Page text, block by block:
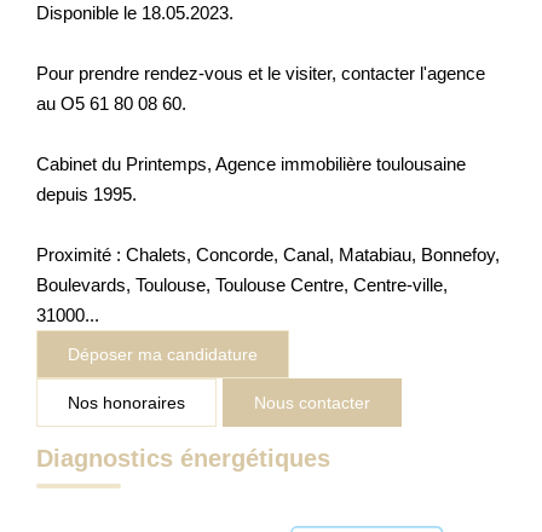
Disponible le 18.05.2023.
Pour prendre rendez-vous et le visiter, contacter l'agence
au O5 61 80 08 60.
Cabinet du Printemps, Agence immobilière toulousaine
depuis 1995.
Proximité : Chalets, Concorde, Canal, Matabiau, Bonnefoy,
Boulevards, Toulouse, Toulouse Centre, Centre-ville,
31000...
Déposer ma candidature
Nos honoraires Nous contacter
Diagnostics énergétiques